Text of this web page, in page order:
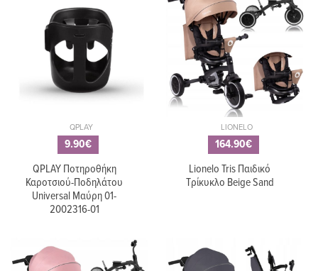
QPLAY
9.90€
QPLAY Ποτηροθήκη
Καροτσιού-Ποδηλάτου
Universal Μαύρη 01-
2002316-01
LIONELO
164.90€
Lionelo Tris Παιδικό
Τρίκυκλο Beige Sand